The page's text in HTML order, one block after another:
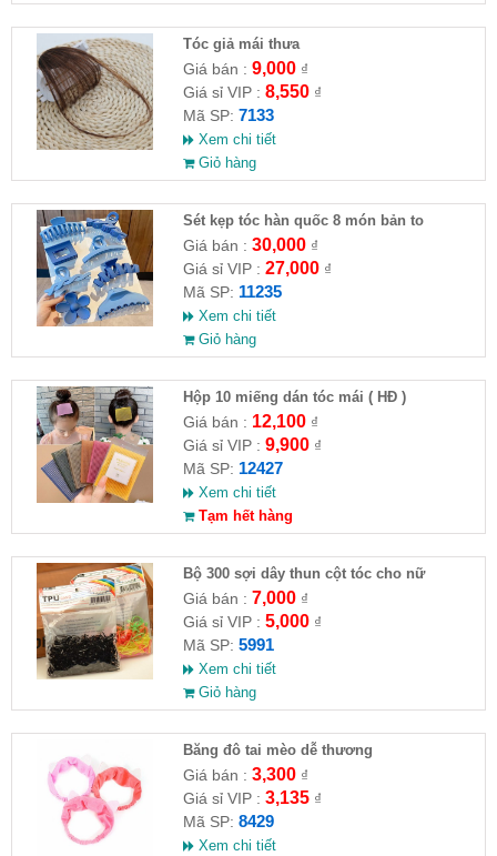
Tóc giả mái thưa
Giá bán : 9,000₫
Giá sỉ VIP : 8,550₫
Mã SP: 7133
Xem chi tiết
Giỏ hàng
Sét kẹp tóc hàn quốc 8 món bản to
Giá bán : 30,000₫
Giá sỉ VIP : 27,000₫
Mã SP: 11235
Xem chi tiết
Giỏ hàng
Hộp 10 miếng dán tóc mái ( HĐ )
Giá bán : 12,100₫
Giá sỉ VIP : 9,900₫
Mã SP: 12427
Xem chi tiết
Tạm hết hàng
Bộ 300 sợi dây thun cột tóc cho nữ
Giá bán : 7,000₫
Giá sỉ VIP : 5,000₫
Mã SP: 5991
Xem chi tiết
Giỏ hàng
Băng đô tai mèo dễ thương
Giá bán : 3,300₫
Giá sỉ VIP : 3,135₫
Mã SP: 8429
Xem chi tiết